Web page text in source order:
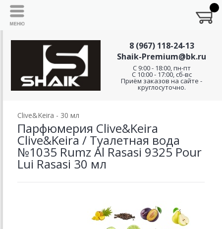
8 (967) 118-24-13
Shaik-Premium@bk.ru
C 9:00 - 18:00, пн-пт
С 10:00 - 17:00, сб-вс
Приём заказов на сайте -
круглосуточно.
Clive&Keira - 30 мл
Парфюмерия Clive&Keira
Clive&Keira / Туалетная вода
№1035 Rumz Al Rasasi 9325 Pour
Lui Rasasi 30 мл